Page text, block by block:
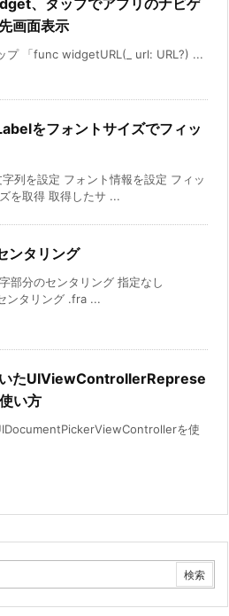
、タップでアプリのナビゲ
画面表示
プ 「func widgetURL(_ url: URL?) ...
をフォントサイズでフィッ
列を設定 フォント情報を設定 フィッ
を取得 取得したサ ...
ンタリング
部分のセンタリング 指定なし
ンタリング .fra ...
たUIViewControllerReprese
い方
を使